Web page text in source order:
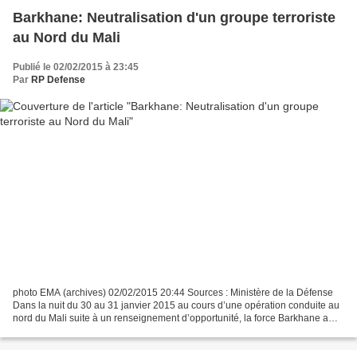
Barkhane: Neutralisation d'un groupe terroriste
au Nord du Mali
Publié le 02/02/2015 à 23:45
Par RP Defense
photo EMA (archives) 02/02/2015 20:44 Sources : Ministère de la Défense
Dans la nuit du 30 au 31 janvier 2015 au cours d’une opération conduite au
nord du Mali suite à un renseignement d’opportunité, la force Barkhane a